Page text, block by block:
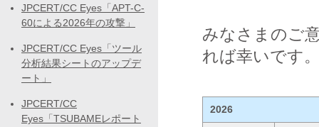
みなさまのご
れば幸いです
2026
JPCERT/CC Eyes「APT-C-
60による2026年の攻撃」
JPCERT/CC Eyes「ツール
分析結果シートのアップデ
ート」
JPCERT/CC
Eyes「TSUBAMEレポート